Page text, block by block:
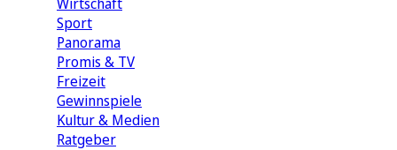
Sport
Panorama
Promis & TV
Freizeit
Gewinnspiele
Kultur & Medien
Ratgeber